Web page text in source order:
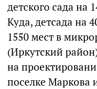
детского сада на
Куда, детсада на
1550 мест в
(Иркутский
на
поселке Маркова